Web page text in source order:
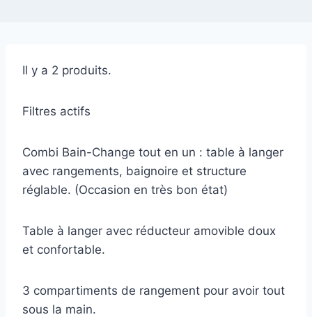
Il y a 2 produits.
Filtres actifs
Combi Bain-Change tout en un : table à langer
avec rangements, baignoire et structure
réglable. (Occasion en très bon état)
Table à langer avec réducteur amovible doux
et confortable.
3 compartiments de rangement pour avoir tout
sous la main.